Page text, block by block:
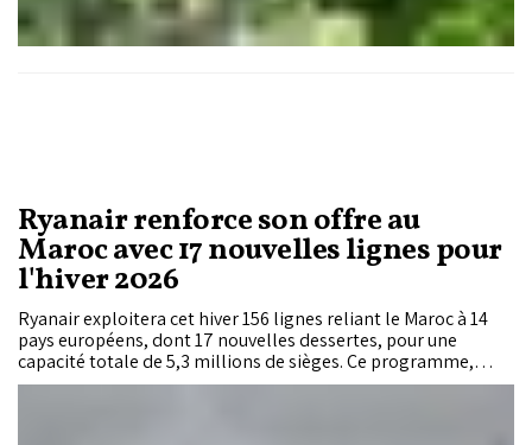
Ryanair renforce son offre au
Maroc avec 17 nouvelles lignes pour
l'hiver 2026
Ryanair exploitera cet hiver 156 lignes reliant le Maroc à 14
pays européens, dont 17 nouvelles dessertes, pour une
capacité totale de 5,3 millions de sièges. Ce programme,
présenté par l'Office national marocain du tourisme (ONMT),